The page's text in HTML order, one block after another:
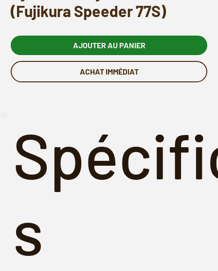
(Fujikura Speeder 77S)
AJOUTER AU PANIER
ACHAT IMMÉDIAT
s